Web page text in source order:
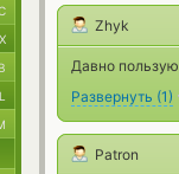
Zhyk
Давно
Развернуть (1)
Patron